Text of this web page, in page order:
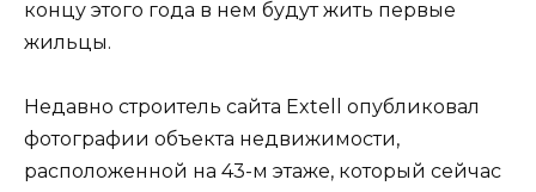
концу этого года в нем будут жить первые
жильцы.
Недавно строитель сайта Extell опубликовал
фотографии объекта недвижимости,
расположенной на 43-м этаже, который сейчас